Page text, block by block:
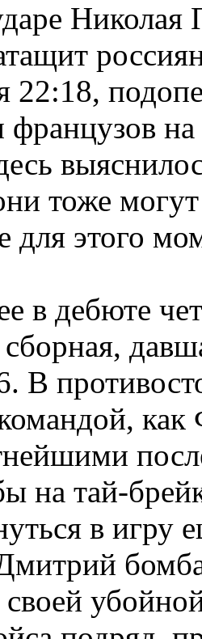
Николая
22:18,
французов
тоже
для этого
в дебюте
В
на тай-
в игру
своей